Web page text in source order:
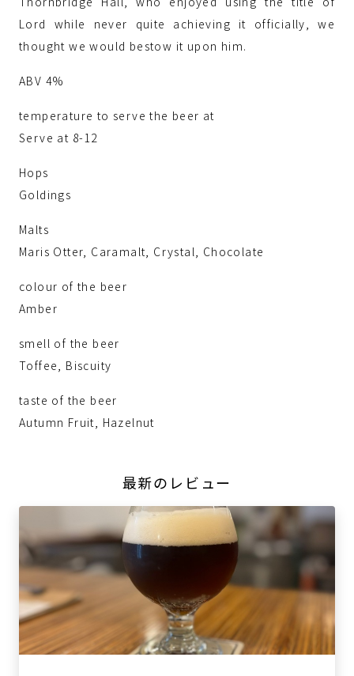
Lord while never quite achieving it officially, we
thought we would bestow it upon him.
ABV 4%
temperature to serve the beer at
Serve at 8-12
Hops
Goldings
Malts
Maris Otter, Caramalt, Crystal, Chocolate
colour of the beer
Amber
smell of the beer
Toffee, Biscuity
taste of the beer
Autumn Fruit, Hazelnut
最新のレビュー